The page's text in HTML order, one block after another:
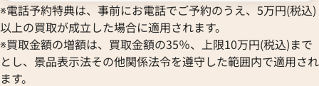
※電話予約特典は、事前にお電話でご予約のうえ、5万円(税込)
以上の買取が成立した場合に適用されます。
※買取金額の増額は、買取金額の35％、上限10万円(税込)まで
とし、景品表示法その他関係法令を遵守した範囲内で適用され
ます。